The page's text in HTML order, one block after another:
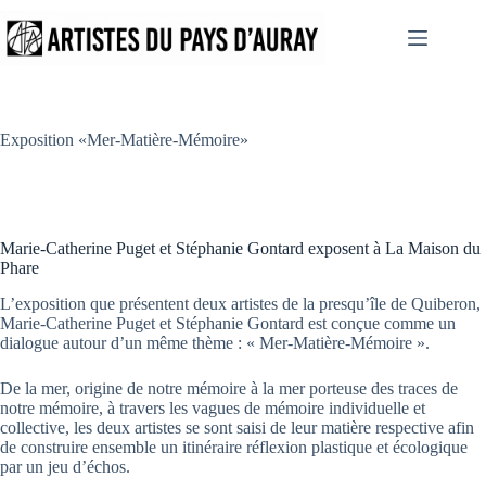
au
contenu
Exposition «Mer-Matière-Mémoire»
Marie-Catherine Puget et Stéphanie Gontard exposent à La Maison du
Phare
L’exposition que présentent deux artistes de la presqu’île de Quiberon,
Marie-Catherine Puget et Stéphanie Gontard est conçue comme un
dialogue autour d’un même thème : « Mer-Matière-Mémoire ».
De la mer, origine de notre mémoire à la mer porteuse des traces de
notre mémoire, à travers les vagues de mémoire individuelle et
collective, les deux artistes se sont saisi de leur matière respective afin
de construire ensemble un itinéraire réflexion plastique et écologique
par un jeu d’échos.